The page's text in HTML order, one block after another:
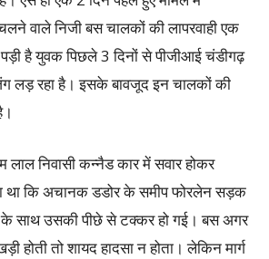
वाले निजी बस चालकों की लापरवाही एक
है युवक पिछले 3 दिनों से पीजीआई चंडीगढ़
लड़ रहा है। इसके बावजूद इन चालकों की
लाल निवासी कन्नैड कार में सवार होकर
था कि अचानक डडोर के समीप फोरलेन सड़क
के साथ उसकी पीछे से टक्कर हो गई। बस अगर
होती तो शायद हादसा न होता। लेकिन मार्ग